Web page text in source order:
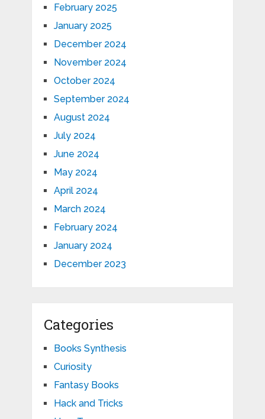
February 2025
January 2025
December 2024
November 2024
October 2024
September 2024
August 2024
July 2024
June 2024
May 2024
April 2024
March 2024
February 2024
January 2024
December 2023
Categories
Books Synthesis
Curiosity
Fantasy Books
Hack and Tricks